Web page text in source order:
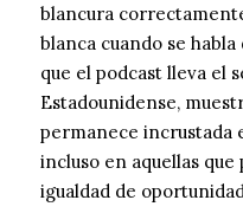
blancura
blanca cuando se habla
que el podcast lleva el
Estadounidense,
permanece incrustada
incluso en aquellas
igualdad de